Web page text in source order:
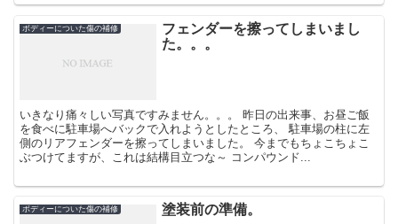
ボディーについた傷の補修
フェンダーを擦ってしまいまし
た。。。
いきなり痛々しい写真ですみません。。。 昨日の出来事、お昼ご飯
を食べに駐車場へバックで入れようとしたところ、 駐車場の柱に左
側のリアフェンダーを擦ってしまいました。 今までもちょこちょこ
ぶつけてますが、これは結構目立つな～ コンパウンド...
ボディーについた傷の補修 塗装前の準備。